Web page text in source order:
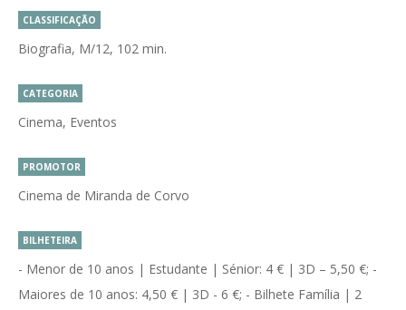
CLASSIFICAÇÃO
Biografia, M/12, 102 min.
CATEGORIA
Cinema, Eventos
PROMOTOR
Cinema de Miranda de Corvo
BILHETEIRA
- Menor de 10 anos | Estudante | Sénior: 4 € | 3D – 5,50 €; -
Maiores de 10 anos: 4,50 € | 3D - 6 €; - Bilhete Família | 2